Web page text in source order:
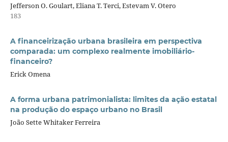
Jefferson O. Goulart, Eliana T. Terci, Estevam V. Otero
183
A financeirização urbana brasileira em perspectiva
comparada: um complexo realmente imobiliário-
financeiro?
Erick Omena
A forma urbana patrimonialista: limites da ação estatal
na produção do espaço urbano no Brasil
João Sette Whitaker Ferreira